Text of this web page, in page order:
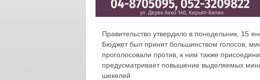
Правительство утвердило в понедельник, 15
Бюджет был принят большинством голосов,
проголосовали против, к ним также
предусматривает повышение выделяемых
шекелей.